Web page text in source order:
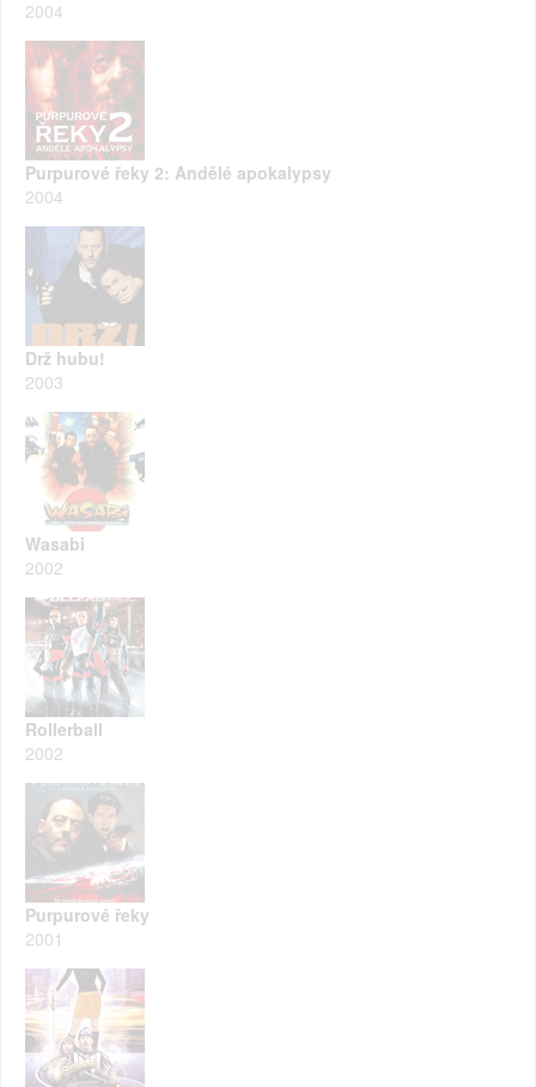
2004
Purpurové řeky 2: Andělé apokalypsy
2004
Drž hubu!
2003
Wasabi
2002
Rollerball
2002
Purpurové řeky
2001